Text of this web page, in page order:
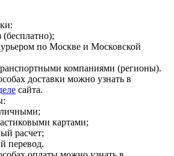
по Москве и Московской
компаниями (регионы).
доставки можно узнать в
сайта.
картами;
расчет;
перевод.